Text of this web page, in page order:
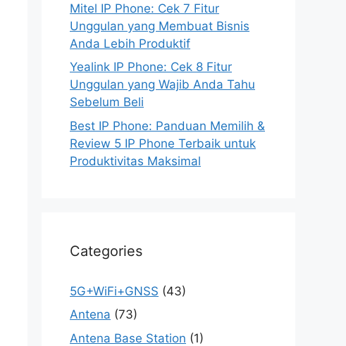
Mitel IP Phone: Cek 7 Fitur
Unggulan yang Membuat Bisnis
Anda Lebih Produktif
Yealink IP Phone: Cek 8 Fitur
Unggulan yang Wajib Anda Tahu
Sebelum Beli
Best IP Phone: Panduan Memilih &
Review 5 IP Phone Terbaik untuk
Produktivitas Maksimal
Categories
5G+WiFi+GNSS (43)
Antena (73)
Antena Base Station (1)